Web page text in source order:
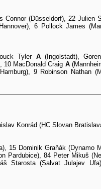
Connor (Düsseldorf), 22 Julien
6 Pollock James
Tyler A(Ingolstadt),
10 MacDonald Craig A
9 Robinson Nathan
Konrád (HC Slovan
15 Dominik Graňák (Dynamo
Pardubice), 84 Peter Mikuš
Starosta (Salvat Julajev